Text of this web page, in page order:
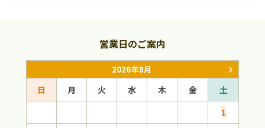
営業日のご案内
2026年8月
日 月 火 水 木 金
土
1